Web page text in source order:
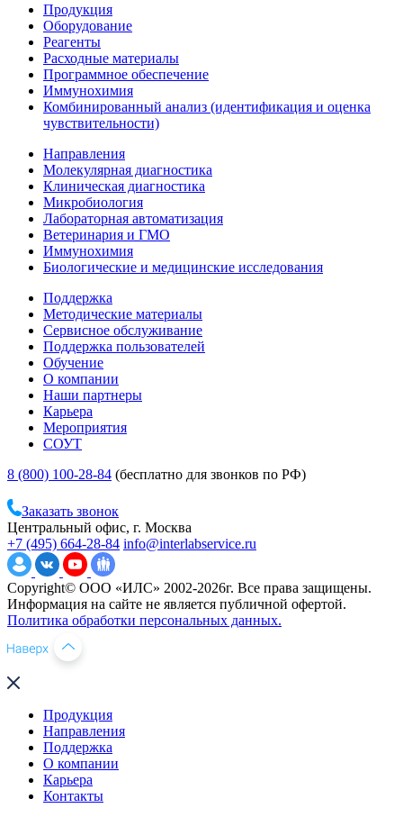
Продукция
Оборудование
Реагенты
Расходные материалы
Программное обеспечение
Иммунохимия
Комбинированный анализ (идентификация и оценка
чувствительности)
Направления
Молекулярная диагностика
Клиническая диагностика
Микробиология
Лабораторная автоматизация
Ветеринария и ГМО
Иммунохимия
Биологические и медицинские исследования
Поддержка
Методические материалы
Сервисное обслуживание
Поддержка пользователей
Обучение
О компании
Наши партнеры
Карьера
Мероприятия
СОУТ
8 (800) 100-28-84 (бесплатно для звонков по РФ)
Заказать звонок
Центральный офис, г. Москва
+7 (495) 664-28-84 info@interlabservice.ru
Copyright© ООО «ИЛС» 2002-2026г. Все права защищены.
Информация на сайте не является публичной офертой.
Политика обработки персональных данных.
Продукция
Направления
Поддержка
О компании
Карьера
Контакты